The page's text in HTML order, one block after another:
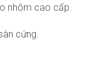
nhôm cao cấp.
cứng.